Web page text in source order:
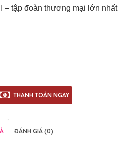
– tập đoàn thương mại lớn nhất
THANH TOÁN NGAY
ĐÁNH GIÁ (0)